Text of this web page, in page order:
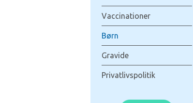
Vaccinationer
Børn
Gravide
Privatlivspolitik